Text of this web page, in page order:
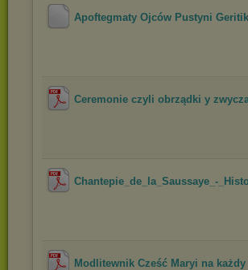
Apoftegmaty Ojców Pustyni
Ceremonie czyli obrządki y
Chantepie_de_la_Saussaye_-
Modlitewnik Cześć Maryi na